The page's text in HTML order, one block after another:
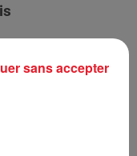
sans accepter